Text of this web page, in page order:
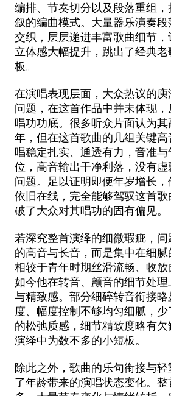
编排、节奏切分以及段落重组
叙的编曲模式。大量器乐演奏
交织，层层递进丰富歌曲细节
立体感大幅提升，跳出了经典
板。
在演唱表现层面，大众热议的
问题，在这首作品中并未体现
唱功功底。很多听众片面认为
年，但在这首歌曲的几组关键
唱稳定扎实、通透有力，音准与
位，高音输出干净利落，没有
问题。足以证明即便年岁增长
依旧在线，完全能够驾驭这首
破了大众对其唱功的固有偏见。
若深究整首演绎的细微瑕疵，
的高音与长音，而是集中在细腻
相较于青年时期丝滑流畅、收放
如今他在转音、颤音的细节处
与精致感。部分细碎转音衔接
度、幅度控制不够均匀细腻，
的松弛质感，细节精致度略有
演绎中为数不多的小短板。
除此之外，歌曲的乐句衔接与
了年龄带来的演唱状态变化。